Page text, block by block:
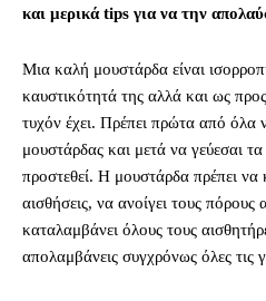
και μερικά tips για να την
Μια καλή μουστάρδα είναι
καυστικότητά της αλλά και ως
τυχόν έχει. Πρέπει πρώτα από όλα
μουστάρδας και μετά να γεύεσαι
προστεθεί. Η μουστάρδα πρέπει να
αισθήσεις, να ανοίγει τους
καταλαμβάνει όλους τους
απολαμβάνεις συγχρόνως όλες τις